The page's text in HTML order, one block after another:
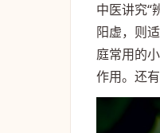
中医讲究“
阳虚，则
庭常用的
作用。还